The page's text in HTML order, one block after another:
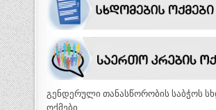
გენდერული თანასწორობის საბჭოს
ოქმები